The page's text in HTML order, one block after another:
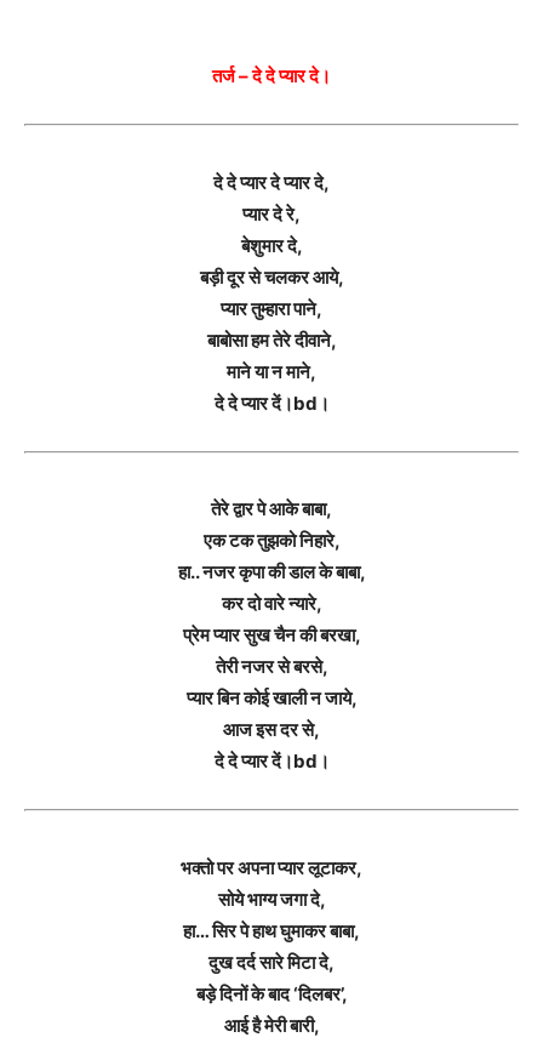
तर्ज – दे दे प्यार दे।
दे दे प्यार दे प्यार दे,
प्यार दे रे,
बेशुमार दे,
बड़ी दूर से चलकर आये,
प्यार तुम्हारा पाने,
बाबोसा हम तेरे दीवाने,
माने या न माने,
दे दे प्यार दें।bd।
तेरे द्वार पे आके बाबा,
एक टक तुझको निहारे,
हा.. नजर कृपा की डाल के बाबा,
कर दो वारे न्यारे,
प्रेम प्यार सुख चैन की बरखा,
तेरी नजर से बरसे,
प्यार बिन कोई खाली न जाये,
आज इस दर से,
दे दे प्यार दें।bd।
भक्तो पर अपना प्यार लूटाकर,
सोये भाग्य जगा दे,
हा… सिर पे हाथ घुमाकर बाबा,
दुख दर्द सारे मिटा दे,
बड़े दिनों के बाद ‘दिलबर’,
आई है मेरी बारी,